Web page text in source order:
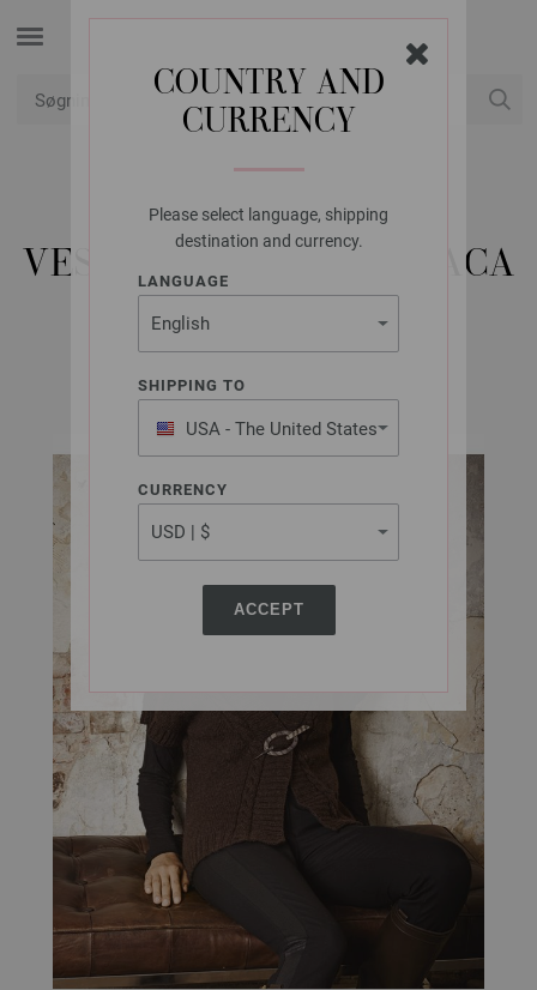
COUNTRY AND
CURRENCY
Please select language, shipping
destination and currency.
LANGUAGE
SHIPPING TO
USA - The United States
of America
CURRENCY
ACCEPT
LANA GROSSA
VEST COOL WOOL ALPACA
FILATI CLASSICI Udgave 6 | Model 36